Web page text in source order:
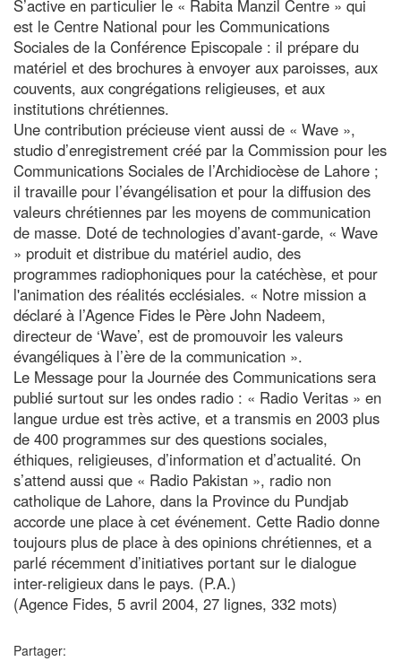
S’active en particulier le « Rabita Manzil Centre » qui
est le Centre National pour les Communications
Sociales de la Conférence Episcopale : il prépare du
matériel et des brochures à envoyer aux paroisses, aux
couvents, aux congrégations religieuses, et aux
institutions chrétiennes.
Une contribution précieuse vient aussi de « Wave »,
studio d’enregistrement créé par la Commission pour les
Communications Sociales de l’Archidiocèse de Lahore ;
il travaille pour l’évangélisation et pour la diffusion des
valeurs chrétiennes par les moyens de communication
de masse. Doté de technologies d’avant-garde, « Wave
» produit et distribue du matériel audio, des
programmes radiophoniques pour la catéchèse, et pour
l'animation des réalités ecclésiales. « Notre mission a
déclaré à l’Agence Fides le Père John Nadeem,
directeur de ‘Wave’, est de promouvoir les valeurs
évangéliques à l’ère de la communication ».
Le Message pour la Journée des Communications sera
publié surtout sur les ondes radio : « Radio Veritas » en
langue urdue est très active, et a transmis en 2003 plus
de 400 programmes sur des questions sociales,
éthiques, religieuses, d’information et d’actualité. On
s’attend aussi que « Radio Pakistan », radio non
catholique de Lahore, dans la Province du Pundjab
accorde une place à cet événement. Cette Radio donne
toujours plus de place à des opinions chrétiennes, et a
parlé récemment d’initiatives portant sur le dialogue
inter-religieux dans le pays. (P.A.)
(Agence Fides, 5 avril 2004, 27 lignes, 332 mots)
Partager: